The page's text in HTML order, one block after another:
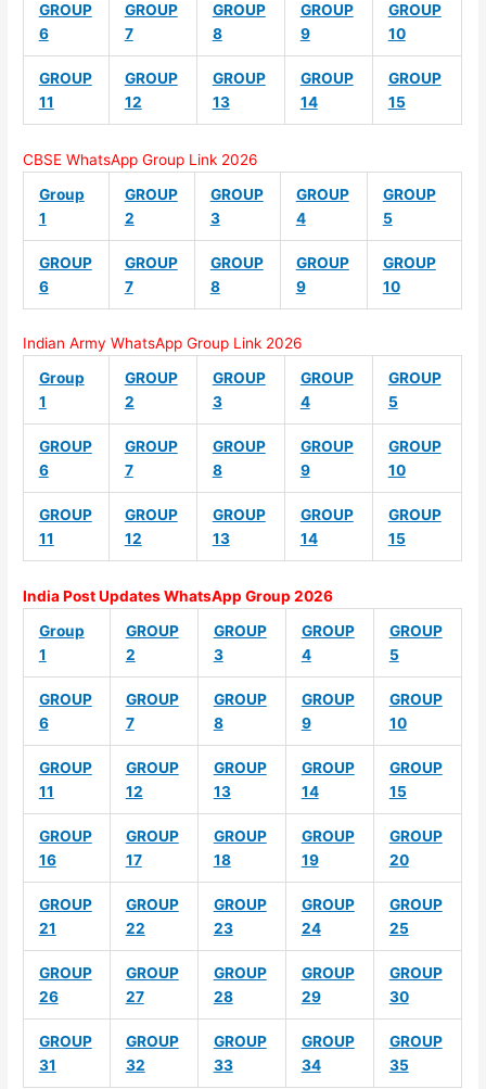
GROUP
6
GROUP
7
GROUP
8
GROUP
9
GROUP
10
GROUP
11
GROUP
12
GROUP
13
GROUP
14
GROUP
15
CBSE WhatsApp Group Link 2026
Group
1
GROUP
2
GROUP
3
GROUP
4
GROUP
5
GROUP
6
GROUP
7
GROUP
8
GROUP
9
GROUP
10
Indian Army WhatsApp Group Link 2026
Group
1
GROUP
2
GROUP
3
GROUP
4
GROUP
5
GROUP
6
GROUP
7
GROUP
8
GROUP
9
GROUP
10
GROUP
11
GROUP
12
GROUP
13
GROUP
14
GROUP
15
India Post Updates WhatsApp Group 2026
Group
1
GROUP
2
GROUP
3
GROUP
4
GROUP
5
GROUP
6
GROUP
7
GROUP
8
GROUP
9
GROUP
10
GROUP
11
GROUP
12
GROUP
13
GROUP
14
GROUP
15
GROUP
16
GROUP
17
GROUP
18
GROUP
19
GROUP
20
GROUP
21
GROUP
22
GROUP
23
GROUP
24
GROUP
25
GROUP
26
GROUP
27
GROUP
28
GROUP
29
GROUP
30
GROUP
31
GROUP
32
GROUP
33
GROUP
34
GROUP
35